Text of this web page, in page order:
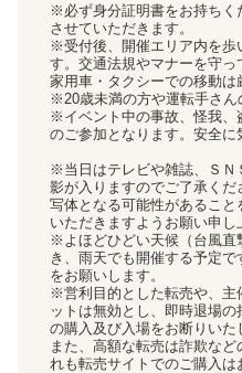
※必ず身分証明書をお持ちく
させていただきます。
※受付後、開催エリア内を歩
す。交通法規やマナーを守
家用車・タクシーでの移動は
※20歳未満の方や運転手さん
※イベント中の事故、怪我、
のご参加となります。安全に
※当日はテレビや雑誌、ＳＮ
影が入りますのでご了承く
写体となる可能性があるこ
いただきますようお願い申し
※よほどひどい天候（台風直
き、雨天でも開催する予定
をお願いします。
※営利目的とした転売や、主
ットは無効とし、即時退場
の購入及び入場をお断りいた
また、高額な転売は詐欺な
れも転売サイトでのご購入は